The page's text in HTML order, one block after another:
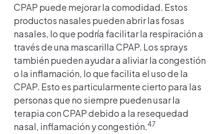
CPAP puede mejorar la comodidad. Estos
productos nasales pueden abrir las fosas
nasales, lo que podría facilitar la respiración a
través de una mascarilla CPAP. Los sprays
también pueden ayudar a aliviar la congestión
o la inflamación, lo que facilita el uso de la
CPAP. Esto es particularmente cierto para las
personas que no siempre pueden usar la
terapia con CPAP debido a la resequedad
nasal, inflamación y congestión.47